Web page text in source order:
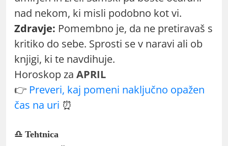
nad nekom, ki misli podobno kot vi.
Zdravje: Pomembno je, da ne pretiravaš s
kritiko do sebe. Sprosti se v naravi ali ob
knjigi, ki te navdihuje.
Horoskop za APRIL
👉 Preveri, kaj pomeni naključno opažen
čas na uri ⏰
♎ Tehtnica